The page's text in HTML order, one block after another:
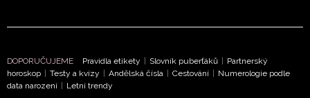
DOPORUČUJEME Pravidla etikety Slovník puberťáků
Partnerský
horoskop
Testy a kvízy Andělská čísla Cestování
Numerologie podle
data narození
Letní trendy